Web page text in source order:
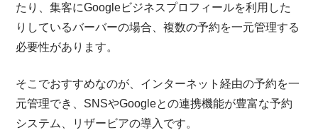
たり、集客にGoogleビジネスプロフィールを利用した
りしているバーバーの場合、複数の予約を一元管理する
必要性があります。
そこでおすすめなのが、インターネット経由の予約を一
元管理でき、SNSやGoogleとの連携機能が豊富な予約
システム、リザービアの導入です。